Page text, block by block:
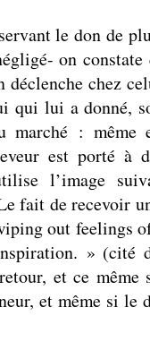
le don de
on
déclenche chez
qui lui a donné,
: même
est porté à
l’image
fait de recevoir
out feelings
» (cité
et ce même
et même si le